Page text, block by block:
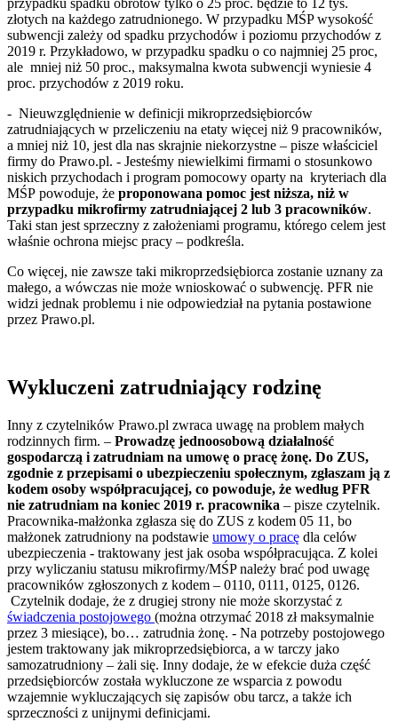
przypadku spadku obrotów tylko o 25 proc. będzie to 12 tys.
złotych na każdego zatrudnionego. W przypadku MŚP wysokość
subwencji zależy od spadku przychodów i poziomu przychodów z
2019 r. Przykładowo, w przypadku spadku o co najmniej 25 proc,
ale mniej niż 50 proc., maksymalna kwota subwencji wyniesie 4
proc. przychodów z 2019 roku.
- Nieuwzględnienie w definicji mikroprzedsiębiorców
zatrudniających w przeliczeniu na etaty więcej niż 9 pracowników,
a mniej niż 10, jest dla nas skrajnie niekorzystne – pisze właściciel
firmy do Prawo.pl. - Jesteśmy niewielkimi firmami o stosunkowo
niskich przychodach i program pomocowy oparty na kryteriach dla
MŚP powoduje, że proponowana pomoc jest niższa, niż w
przypadku mikrofirmy zatrudniającej 2 lub 3 pracowników.
Taki stan jest sprzeczny z założeniami programu, którego celem jest
właśnie ochrona miejsc pracy – podkreśla.
Co więcej, nie zawsze taki mikroprzedsiębiorca zostanie uznany za
małego, a wówczas nie może wnioskować o subwencję. PFR nie
widzi jednak problemu i nie odpowiedział na pytania postawione
przez Prawo.pl.
Wykluczeni zatrudniający rodzinę
Inny z czytelników Prawo.pl zwraca uwagę na problem małych
rodzinnych firm. – Prowadzę jednoosobową działalność
gospodarczą i zatrudniam na umowę o pracę żonę. Do ZUS,
zgodnie z przepisami o ubezpieczeniu społecznym, zgłaszam ją z
kodem osoby współpracującej, co powoduje, że według PFR
nie zatrudniam na koniec 2019 r. pracownika – pisze czytelnik.
Pracownika-małżonka zgłasza się do ZUS z kodem 05 11, bo
małżonek zatrudniony na podstawie umowy o pracę dla celów
ubezpieczenia - traktowany jest jak osoba współpracująca. Z kolei
przy wyliczaniu statusu mikrofirmy/MŚP należy brać pod uwagę
pracowników zgłoszonych z kodem – 0110, 0111, 0125, 0126.
Czytelnik dodaje, że z drugiej strony nie może skorzystać z
świadczenia postojowego (można otrzymać 2018 zł maksymalnie
przez 3 miesiące), bo… zatrudnia żonę. - Na potrzeby postojowego
jestem traktowany jak mikroprzedsiębiorca, a w tarczy jako
samozatrudniony – żali się. Inny dodaje, że w efekcie duża część
przedsiębiorców została wykluczone ze wsparcia z powodu
wzajemnie wykluczających się zapisów obu tarcz, a także ich
sprzeczności z unijnymi definicjami.